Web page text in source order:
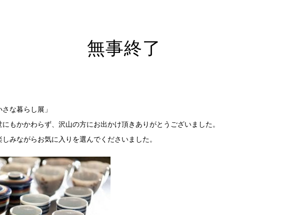
無事終了
な暮らし展」
にもかかわらず、沢山の方にお出かけ頂きありがとうございました。
みながらお気に入りを選んでくださいました。